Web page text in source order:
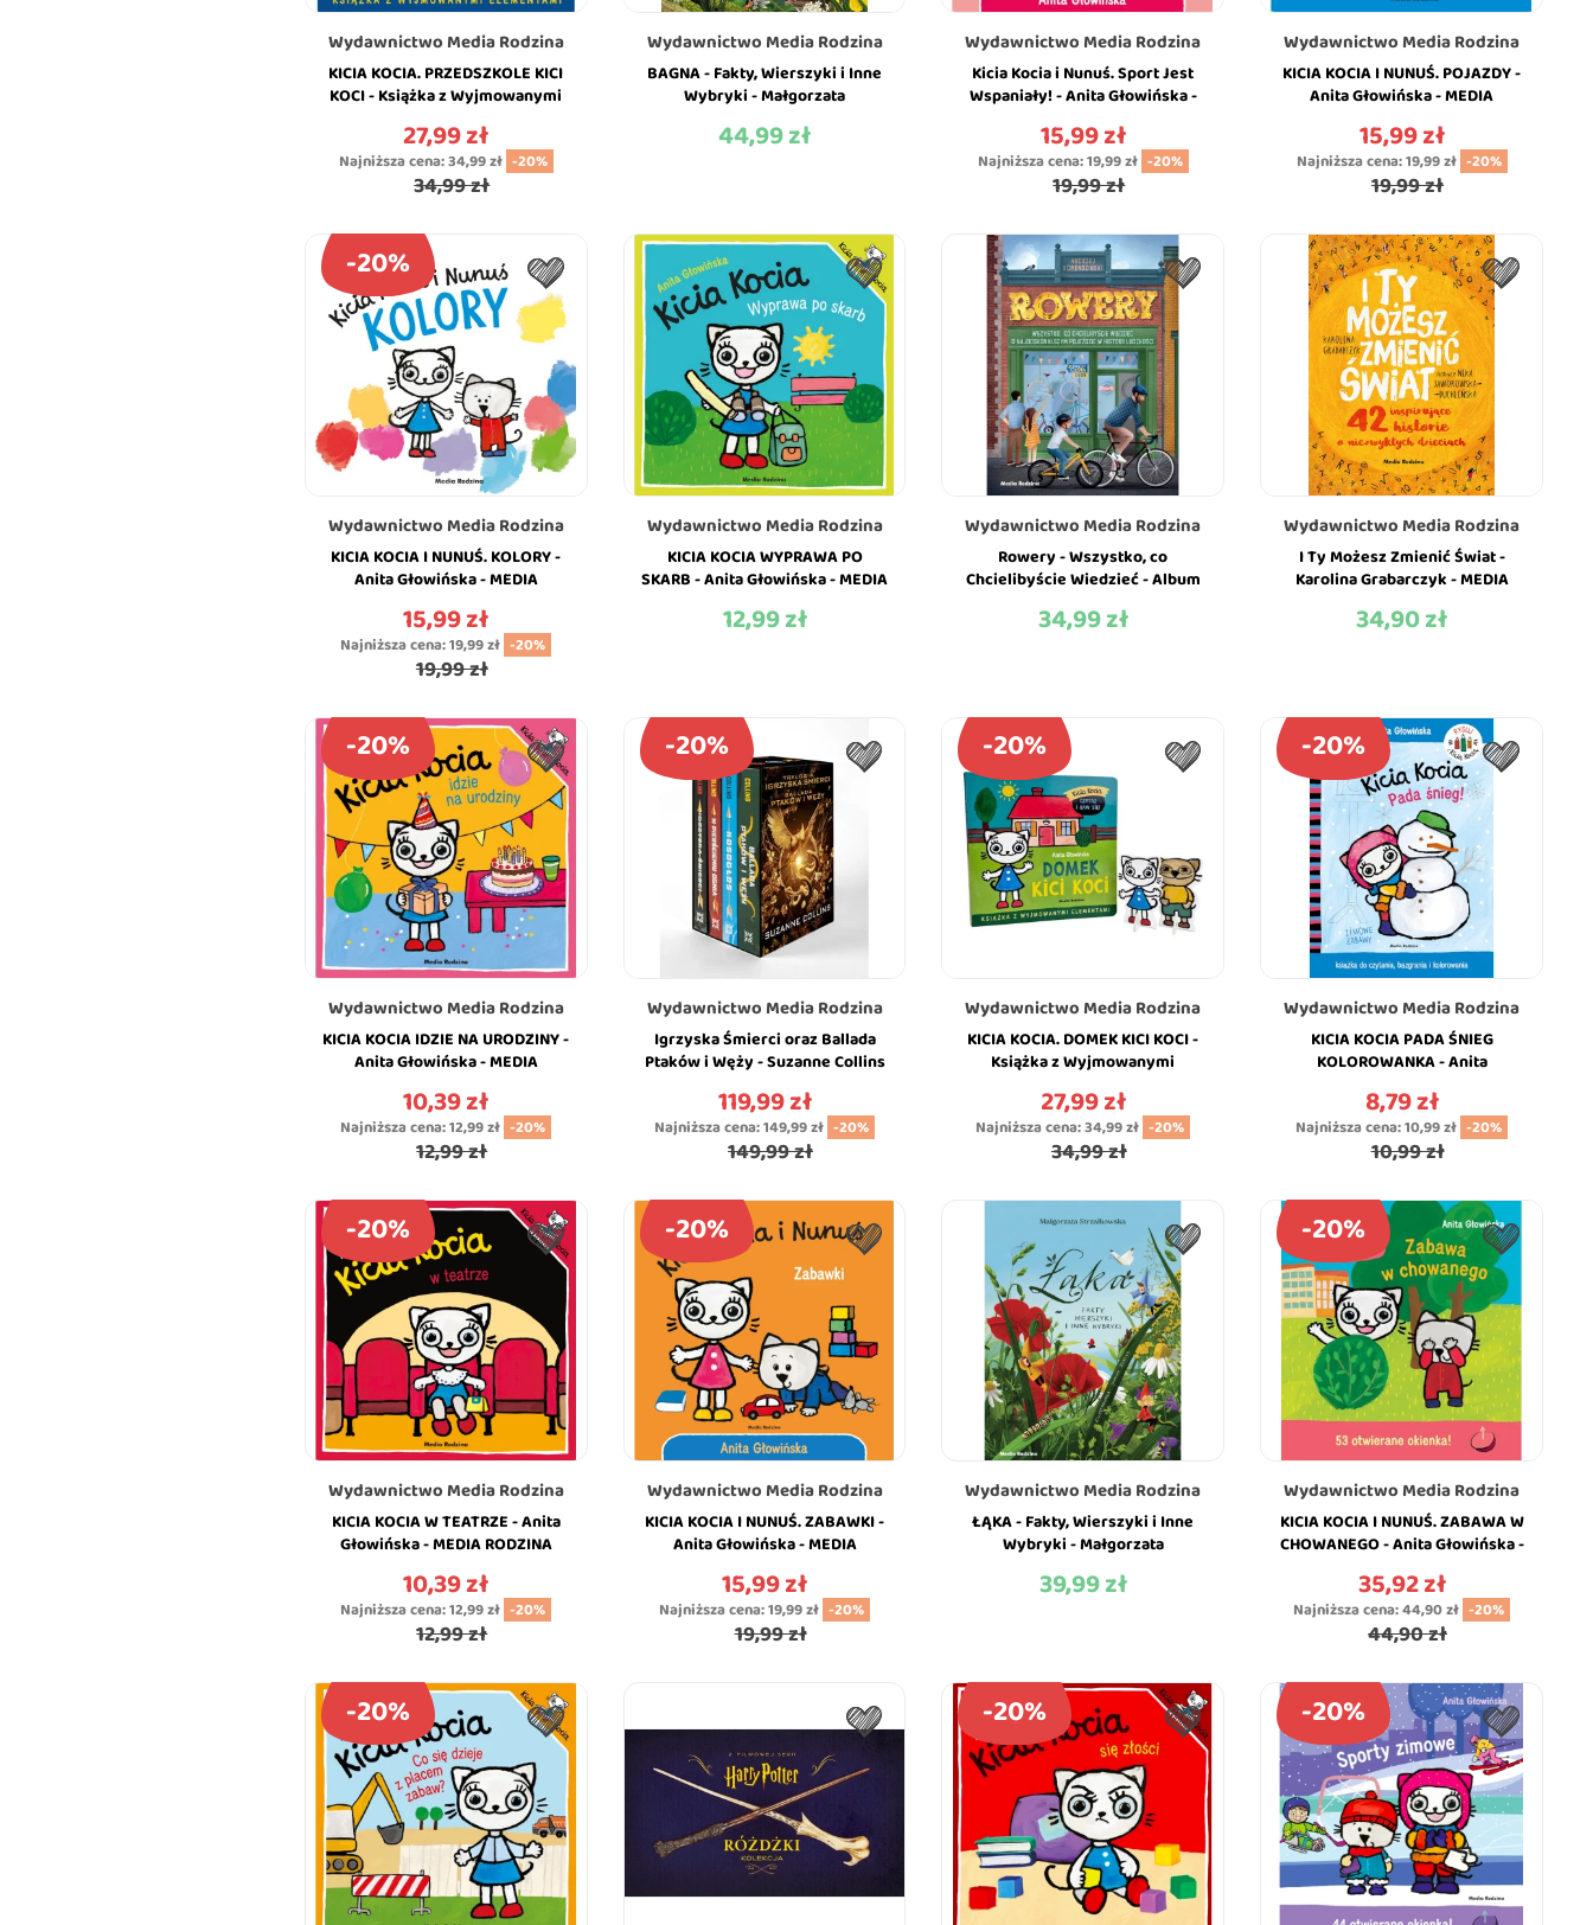
Wydawnictwo Media Rodzina
KICIA KOCIA. PRZEDSZKOLE KICI
KOCI - Książka z Wyjmowanymi
MEDIA...
Cena
27,99 zł
Najniższa cena:34,99 zł -20%
34,99 zł
Wydawnictwo Media Rodzina
BAGNA - Fakty, Wierszyki i Inne
Wybryki - Małgorzata
Cena
44,99 zł
Wydawnictwo Media Rodzina
Kicia Kocia i Nunuś. Sport Jest
Wspaniały! - Anita Głowińska -
Cena
15,99 zł
Najniższa cena:19,99 zł -20%
19,99 zł
Wydawnictwo Media Rodzina
KICIA KOCIA I NUNUŚ. POJAZDY -
Anita Głowińska - MEDIA
Cena
15,99 zł
Najniższa cena:19,99 zł -20%
19,99 zł
Wydawnictwo Media Rodzina
KICIA KOCIA I NUNUŚ. KOLORY -
Anita Głowińska - MEDIA
Cena
15,99 zł
Najniższa cena:19,99 zł -20%
19,99 zł
-20%
Wydawnictwo Media Rodzina
KICIA KOCIA WYPRAWA PO
SKARB - Anita Głowińska - MEDIA
Cena
12,99 zł
Wydawnictwo Media Rodzina
Rowery - Wszystko, co
Chcielibyście Wiedzieć - Album
Andrzej...
Cena
34,99 zł
Wydawnictwo Media Rodzina
I Ty Możesz Zmienić Świat -
Karolina Grabarczyk - MEDIA
Cena
34,90 zł
Wydawnictwo Media Rodzina
KICIA KOCIA IDZIE NA URODZINY -
Anita Głowińska - MEDIA
Cena
10,39 zł
Najniższa cena:12,99 zł -20%
12,99 zł
-20%
Wydawnictwo Media Rodzina
Igrzyska Śmierci oraz Ballada
Ptaków i Węży - Suzanne Collins
Miękka...
Cena
119,99 zł
Najniższa cena:149,99 zł -20%
149,99 zł
-20%
Wydawnictwo Media Rodzina
KICIA KOCIA. DOMEK KICI KOCI -
Książka z Wyjmowanymi
MEDIA RODZINA
Cena
27,99 zł
Najniższa cena:34,99 zł -20%
34,99 zł
-20%
Wydawnictwo Media Rodzina
KICIA KOCIA PADA ŚNIEG
KOLOROWANKA - Anita
Cena
8,79 zł
Najniższa cena:10,99 zł -20%
10,99 zł
-20%
Wydawnictwo Media Rodzina
KICIA KOCIA W TEATRZE - Anita
Głowińska - MEDIA RODZINA
Cena
10,39 zł
Najniższa cena:12,99 zł -20%
12,99 zł
-20%
Wydawnictwo Media Rodzina
KICIA KOCIA I NUNUŚ. ZABAWKI -
Anita Głowińska - MEDIA
Cena
15,99 zł
Najniższa cena:19,99 zł -20%
19,99 zł
-20%
Wydawnictwo Media Rodzina
ŁĄKA - Fakty, Wierszyki i Inne
Wybryki - Małgorzata
Cena
39,99 zł
Wydawnictwo Media Rodzina
KICIA KOCIA I NUNUŚ. ZABAWA W
CHOWANEGO - Anita Głowińska -
Cena
35,92 zł
Najniższa cena:44,90 zł -20%
44,90 zł
-20%
-20% -20% -20%